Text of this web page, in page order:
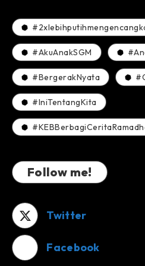
#AkuAnakSGM
#BergerakNyata
#IniTentangKita
Follow me!
Twitter
Facebook